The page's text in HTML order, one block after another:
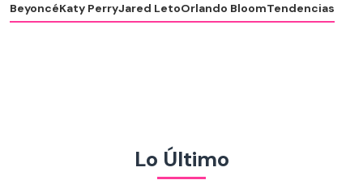
BeyoncéKaty PerryJared LetoOrlando BloomTendencias
Lo Último